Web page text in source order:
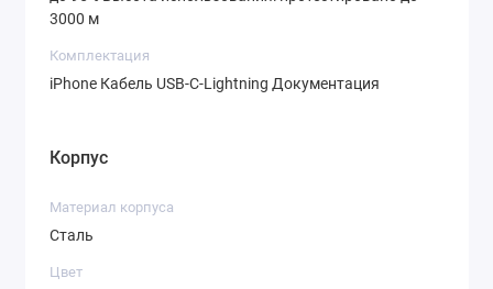
3000 м
Комплектация
iPhone Кабель USB-C-Lightning Документация
Корпус
Материал корпуса
Сталь
Цвет